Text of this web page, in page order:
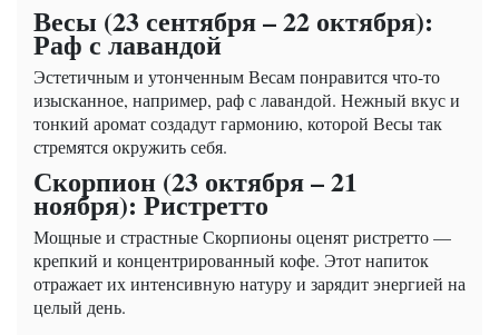
Весы (23 сентября – 22 октября):
Раф с лавандой
Эстетичным и утонченным Весам понравится что-то
изысканное, например, раф с лавандой. Нежный вкус и
тонкий аромат создадут гармонию, которой Весы так
стремятся окружить себя.
Скорпион (23 октября – 21
ноября): Ристретто
Мощные и страстные Скорпионы оценят ристретто —
крепкий и концентрированный кофе. Этот напиток
отражает их интенсивную натуру и зарядит энергией на
целый день.